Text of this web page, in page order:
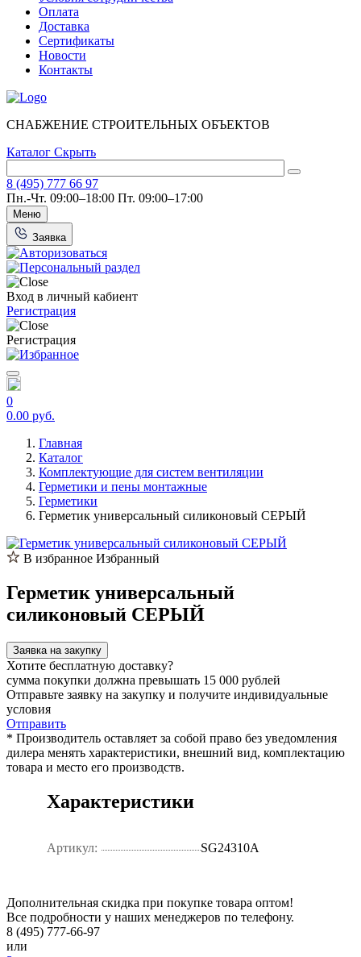
Оплата
Доставка
Сертификаты
Новости
Контакты
СНАБЖЕНИЕ СТРОИТЕЛЬНЫХ ОБЪЕКТОВ
Каталог Скрыть
8 (495) 777 66 97
Пн.-Чт. 09:00–18:00 Пт. 09:00–17:00
Меню
Заявка
Вход в личный кабиент
Регистрация
Регистрация
0
0.00 руб.
Главная
Каталог
Комплектующие для систем вентиляции
Герметики и пены монтажные
Герметики
Герметик универсальный силиконовый СЕРЫЙ
В избранное Избранный
Герметик универсальный
силиконовый СЕРЫЙ
Заявка на закупку
Хотите бесплатную доставку?
сумма покупки должна превышать 15 000 рублей
Отправьте заявку на закупку и получите индивидуальные
условия
Отправить
* Производитель оставляет за собой право без уведомления
дилера менять характеристики, внешний вид, комплектацию
товара и место его производств.
Характеристики
Артикул: SG24310A
Дополнительная скидка при покупке товара оптом!
Все подробности у наших менеджеров по телефону.
8 (495) 777-66-97
или